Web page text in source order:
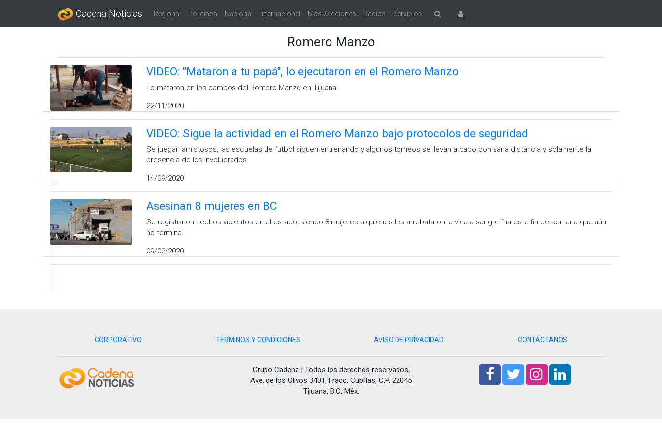
Cadena Noticias Regional Policiaca Nacional Internacional Más Secciones Radios Servicios
Romero Manzo
VIDEO: ''Mataron a tu papá'', lo ejecutaron en el Romero Manzo
Lo mataron en los campos del Romero Manzo en Tijuana
22/11/2020
VIDEO: Sigue la actividad en el Romero Manzo bajo protocolos de seguridad
Se juegan amistosos, las escuelas de futbol siguen entrenando y algunos torneos se llevan a cabo con sana distancia y solamente la
presencia de los involucrados
14/09/2020
Asesinan 8 mujeres en BC
Se registraron hechos violentos en el estado, siendo 8 mujeres a quienes les arrebataron la vida a sangre fría este fin de semana que aún
no termina.
09/02/2020
CORPORATIVO TÉRMINOS Y CONDICIONES AVISO DE PRIVACIDAD CONTÁCTANOS
Grupo Cadena | Todos los derechos reservados.
Ave, de los Olivos 3401, Fracc. Cubillas, C.P. 22045
Tijuana, B.C. Méx.